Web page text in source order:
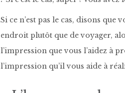
Si ce n’est pas le cas, disons
endroit plutôt que de voyager,
l’impression que vous l’aidez à
l’impression qu’il vous aide à